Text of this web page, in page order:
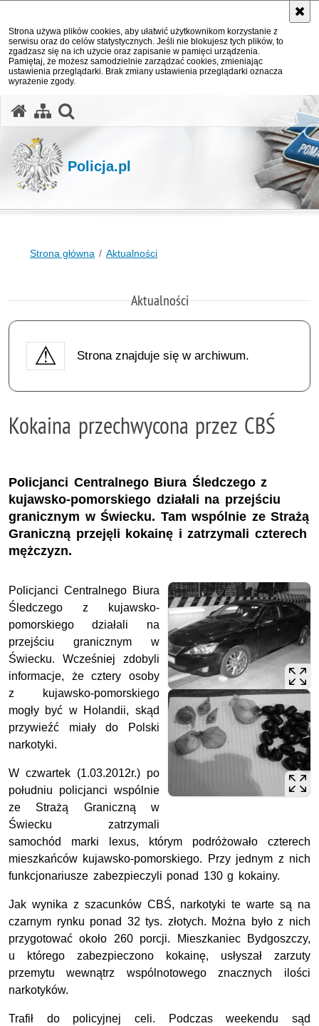
Strona używa plików cookies, aby ułatwić użytkownikom korzystanie z
serwisu oraz do celów statystycznych. Jeśli nie blokujesz tych plików, to
zgadzasz się na ich użycie oraz zapisanie w pamięci urządzenia.
Pamiętaj, że możesz samodzielnie zarządzać cookies, zmieniając
ustawienia przeglądarki. Brak zmiany ustawienia przeglądarki oznacza
wyrażenie zgody.
Policja.pl
Strona główna Aktualności
Aktualności
Strona znajduje się w archiwum.
Kokaina przechwycona przez CBŚ
Policjanci Centralnego Biura Śledczego z
kujawsko-pomorskiego działali na przejściu
granicznym w Świecku. Tam wspólnie ze Strażą
Graniczną przejęli kokainę i zatrzymali czterech
mężczyzn.
Policjanci Centralnego Biura
Śledczego z kujawsko-
pomorskiego działali na
przejściu granicznym w
Świecku. Wcześniej zdobyli
informacje, że cztery osoby
z kujawsko-pomorskiego
mogły być w Holandii, skąd
przywieźć miały do Polski
narkotyki.
W czwartek (1.03.2012r.) po
południu policjanci wspólnie
ze Strażą Graniczną w
Świecku zatrzymali
samochód marki lexus, którym podróżowało czterech
mieszkańców kujawsko-pomorskiego. Przy jednym z nich
funkcjonariusze zabezpieczyli ponad 130 g kokainy.
Jak wynika z szacunków CBŚ, narkotyki te warte są na
czarnym rynku ponad 32 tys. złotych. Można było z nich
przygotować około 260 porcji. Mieszkaniec Bydgoszczy,
u którego zabezpieczono kokainę, usłyszał zarzuty
przemytu wewnątrz wspólnotowego znacznych ilości
narkotyków.
Trafił do policyjnej celi. Podczas weekendu sąd